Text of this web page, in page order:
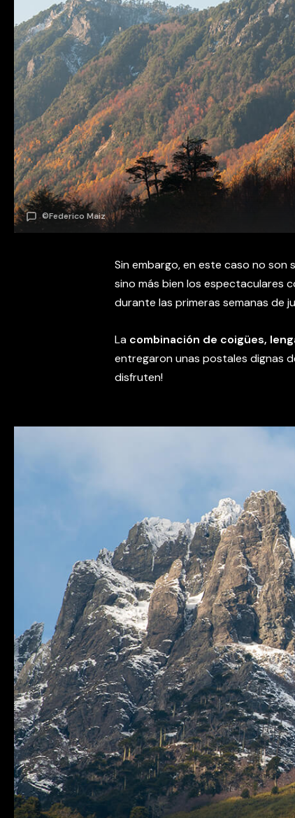
©Federico Maiz
Sin embargo, en este caso no son
sino más bien los espectaculares
durante las primeras semanas de
La combinación de coigües,
entregaron unas postales dignas
disfruten!